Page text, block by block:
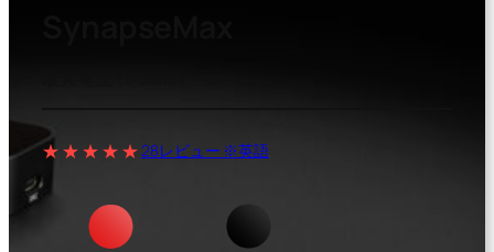
★★★★★28レビュー ※英語